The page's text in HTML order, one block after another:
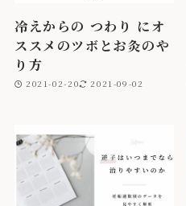
冷えからの つわり にオ
ススメのツボとお灸のや
り方
2021-02-20 2021-09-02